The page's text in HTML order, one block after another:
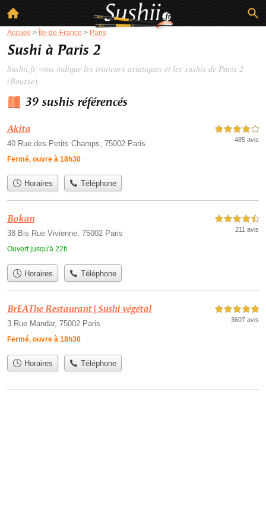
Accueil > Île-de-France > Paris
Sushi à Paris 2
Sushii.fr vous indique les traiteurs asiatiques et les sushis de Paris 2
(Bourse).
39 sushis référencés
Akita
40 Rue des Petits Champs, 75002 Paris
Fermé, ouvre à 18h30
4,0 étoiles sur 5
485 avis
Horaires Téléphone
Bokan
38 Bis Rue Vivienne, 75002 Paris
Ouvert jusqu'à 22h
4,5 étoiles sur 5
211 avis
Horaires Téléphone
BrEAThe Restaurant | Sushi végétal
3 Rue Mandar, 75002 Paris
Fermé, ouvre à 18h30
5,0 étoiles sur 5
3607 avis
Horaires Téléphone